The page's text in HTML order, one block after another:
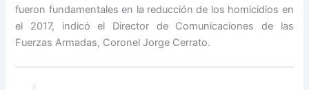
fueron fundamentales en la reducción de los homicidios en
el 2017, indicó el Director de Comunicaciones de las
Fuerzas Armadas, Coronel Jorge Cerrato.